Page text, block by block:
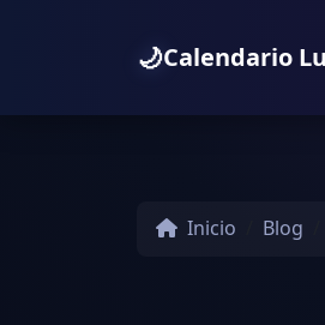
🌙Calendario
Inicio Blog